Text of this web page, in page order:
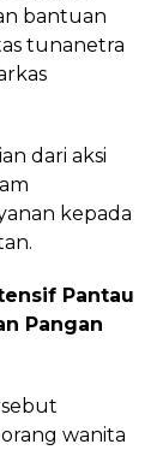
bantuan
tunanetra
dari aksi
kepada
Pantau
Pangan
wanita